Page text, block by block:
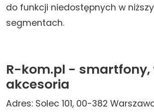
do funkcji niedostępnych w
segmentach.
R-kom.pl - smartfony,
akcesoria
Adres: Solec 101, 00-382